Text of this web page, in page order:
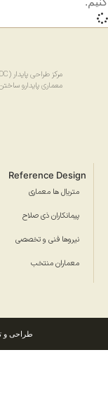
مرکز طراحی پایدار (SDC) با هدف ارتقای طراحی
معماری پایدارو
Reference Design
متریال ها معماری
پیمانکاران ذی صلاح
نیروها فنی و تخصصی
معماران منتخب
طراحی و